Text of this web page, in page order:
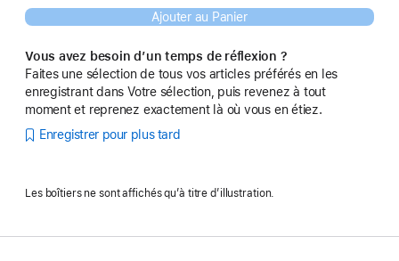
Ajouter au Panier
Vous avez besoin d’un temps de réflexion ?
Faites une sélection de tous vos articles préférés en les
enregistrant dans Votre sélection, puis revenez à tout
moment et reprenez exactement là où vous en étiez.
Enregistrer pour plus tard
Les boîtiers ne sont affichés qu’à titre d’illustration.